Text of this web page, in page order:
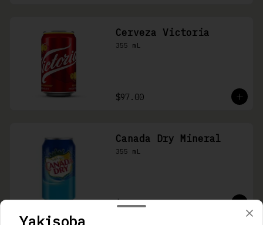
Cerveza Victoria
355 mL
$97.00
Canada Dry Mineral
355 mL
$73.00